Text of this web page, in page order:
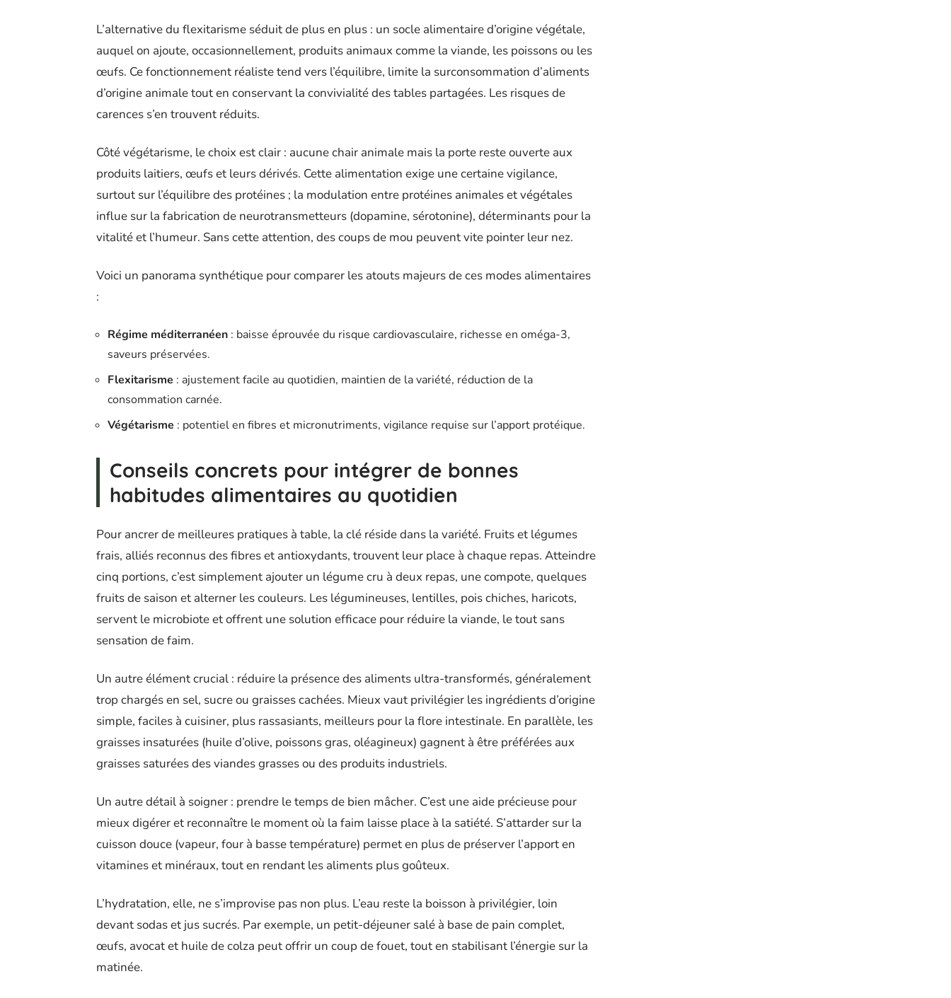
L’alternative du flexitarisme séduit de plus en plus : un socle alimentaire d’origine végétale,
auquel on ajoute, occasionnellement, produits animaux comme la viande, les poissons ou les
œufs. Ce fonctionnement réaliste tend vers l’équilibre, limite la surconsommation d’aliments
d’origine animale tout en conservant la convivialité des tables partagées. Les risques de
carences s’en trouvent réduits.
Côté végétarisme, le choix est clair : aucune chair animale mais la porte reste ouverte aux
produits laitiers, œufs et leurs dérivés. Cette alimentation exige une certaine vigilance,
surtout sur l’équilibre des protéines ; la modulation entre protéines animales et végétales
influe sur la fabrication de neurotransmetteurs (dopamine, sérotonine), déterminants pour la
vitalité et l’humeur. Sans cette attention, des coups de mou peuvent vite pointer leur nez.
Voici un panorama synthétique pour comparer les atouts majeurs de ces modes alimentaires
:
Régime méditerranéen : baisse éprouvée du risque cardiovasculaire, richesse en oméga-3,
saveurs préservées.
Flexitarisme : ajustement facile au quotidien, maintien de la variété, réduction de la
consommation carnée.
Végétarisme : potentiel en fibres et micronutriments, vigilance requise sur l’apport protéique.
Conseils concrets pour intégrer de bonnes
habitudes alimentaires au quotidien
Pour ancrer de meilleures pratiques à table, la clé réside dans la variété. Fruits et légumes
frais, alliés reconnus des fibres et antioxydants, trouvent leur place à chaque repas. Atteindre
cinq portions, c’est simplement ajouter un légume cru à deux repas, une compote, quelques
fruits de saison et alterner les couleurs. Les légumineuses, lentilles, pois chiches, haricots,
servent le microbiote et offrent une solution efficace pour réduire la viande, le tout sans
sensation de faim.
Un autre élément crucial : réduire la présence des aliments ultra-transformés, généralement
trop chargés en sel, sucre ou graisses cachées. Mieux vaut privilégier les ingrédients d’origine
simple, faciles à cuisiner, plus rassasiants, meilleurs pour la flore intestinale. En parallèle, les
graisses insaturées (huile d’olive, poissons gras, oléagineux) gagnent à être préférées aux
graisses saturées des viandes grasses ou des produits industriels.
Un autre détail à soigner : prendre le temps de bien mâcher. C’est une aide précieuse pour
mieux digérer et reconnaître le moment où la faim laisse place à la satiété. S’attarder sur la
cuisson douce (vapeur, four à basse température) permet en plus de préserver l’apport en
vitamines et minéraux, tout en rendant les aliments plus goûteux.
L’hydratation, elle, ne s’improvise pas non plus. L’eau reste la boisson à privilégier, loin
devant sodas et jus sucrés. Par exemple, un petit-déjeuner salé à base de pain complet,
œufs, avocat et huile de colza peut offrir un coup de fouet, tout en stabilisant l’énergie sur la
matinée.